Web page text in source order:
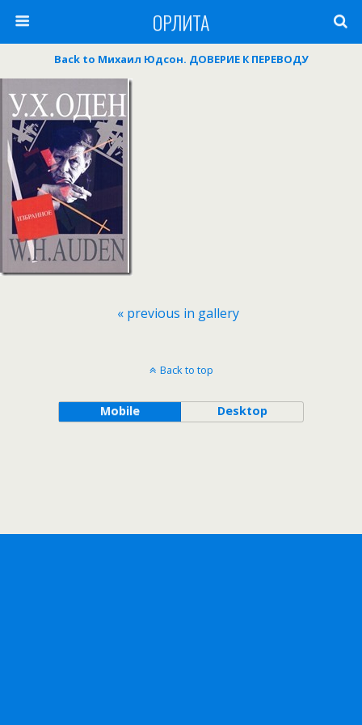
ОРЛИТА
Back to Михаил Юдсон. ДОВЕРИЕ К ПЕРЕВОДУ
« previous in gallery
Back to top
Mobile Desktop